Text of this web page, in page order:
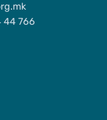
44 766